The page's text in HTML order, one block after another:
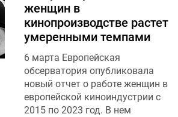
женщин в
кинопроизводстве растет
умеренными темпами
6 марта Европейская
обсерватория опубликовала
новый отчет о работе женщин в
европейской киноиндустрии с
2015 по 2023 год. В нем